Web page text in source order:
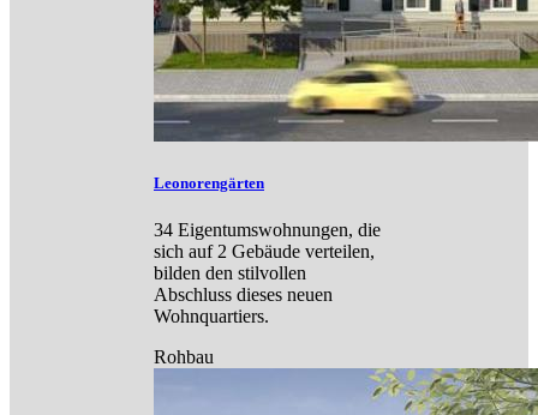
Leonorengärten
34 Eigentumswohnungen, die
sich auf 2 Gebäude verteilen,
bilden den stilvollen
Abschluss dieses neuen
Wohnquartiers.
Rohbau